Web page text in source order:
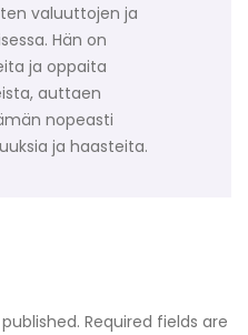
valuuttojen ja
Hän on
ja oppaita
auttaen
nopeasti
ja haasteita.
Required fields are